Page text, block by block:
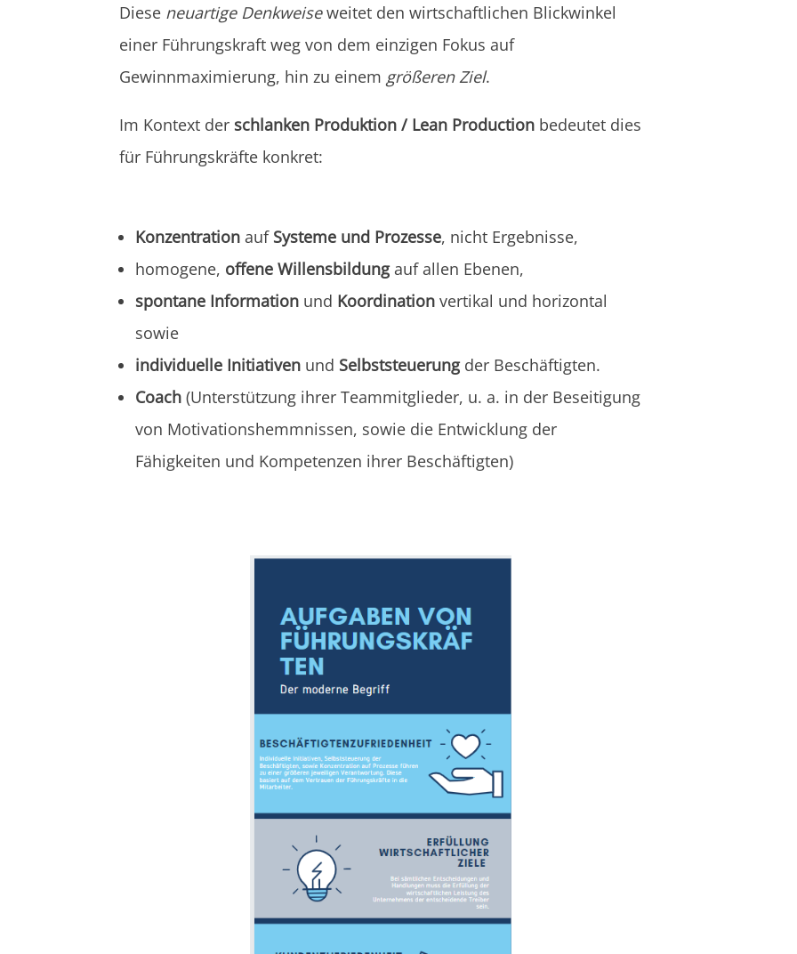
Diese neuartige Denkweiseweitet den wirtschaftlichen Blickwinkel
einer Führungskraft weg von dem einzigen Fokus auf
Gewinnmaximierung, hin zu einem größeren Ziel.
Im Kontext der schlanken Produktion / Lean Production bedeutet dies
für Führungskräfte konkret:
Konzentration auf Systeme und Prozesse, nicht Ergebnisse,
homogene, offene Willensbildungauf allen Ebenen,
spontane Information und Koordination vertikal und horizontal
sowie
individuelle Initiativen und Selbststeuerungder Beschäftigten.
Coach (Unterstützung ihrer Teammitglieder, u. a. in der Beseitigung
von Motivationshemmnissen, sowie die Entwicklung der
Fähigkeiten und Kompetenzen ihrer Beschäftigten)